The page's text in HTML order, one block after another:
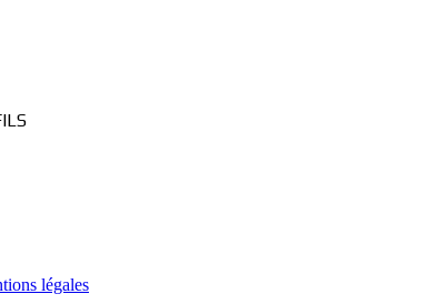
légales